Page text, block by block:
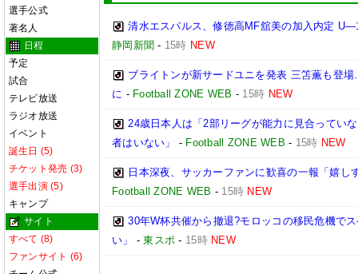
選手公式
著名人
日程
予定
試合
テレビ放送
ラジオ放送
イベント
誕生日 (5)
チケット発売 (3)
選手出演 (5)
キャンプ
サイト
すべて (8)
ファンサイト (6)
清水エスパルス、修徳高MF舘美の加入内定
静岡新聞 - 15時 NEW
ブライトンが新サードユニを発表 三笘薫も登
に - Football ZONE WEB - 15時 NEW
24歳日本人は「2部リーグが能力に見合ってい
者はいない」
- Football ZONE WEB - 15時 NEW
日本深夜、サッカーファンに歓喜の一報「嬉
Football ZONE WEB - 15時 NEW
30年W杯共催から撤退?モロッコの移民危機で
い」
-東スポ - 15時 NEW